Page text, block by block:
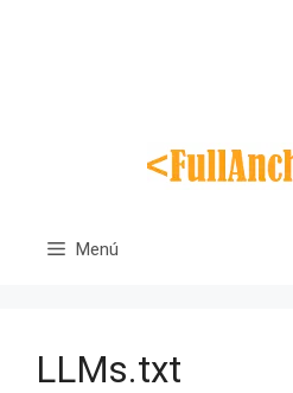
Menú
LLMs.txt